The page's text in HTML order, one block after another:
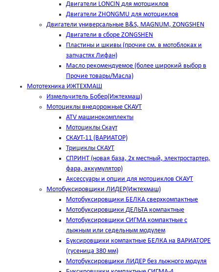
Двигатели LONCIN для мотоциклов
Двигатели ZHONGMU для мотоциклов
Двигатели универсальные B&S, MAGNUM, ZONGSHEN
Двигатели в сборе ZONGSHEN
Пластины и шкивы (прочие см. в мотоблоках и
запчастях Лифан)
Масло рекомендуемое (более широкий выбор в
Прочие товары/Масла)
Мототехника ИЖТЕХМАШ
Измельчитель Бобер(Ижтехмаш)
Мотоциклы внедорожные СКАУТ
ATV машинокомплекты
Мотоциклы Скаут
СКАУТ-11 (ВАРИАТОР)
Трициклы СКАУТ
СПРИНТ (новая база, 2х местный, электростартер,
фара, аккумулятор)
Аксессуары и опции для мотоциклов СКАУТ
Мотобуксировщики ЛИДЕР(Ижтехмаш)
Мотобуксировщики БЕЛКА сверхкомпактные
Мотобуксировщики ДЕЛЬТА компактные
Мотобуксировщики СИГМА компактные с
лыжным или седельным модулем
Буксировщики компактные БЕЛКА на ВАРИАТОРЕ
(гусеница 380 мм)
Мотобуксировщики ЛИДЕР без лыжного модуля